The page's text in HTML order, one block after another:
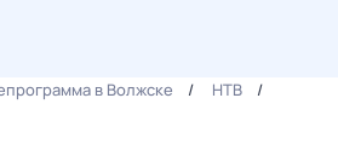
в Волжске
НТВ